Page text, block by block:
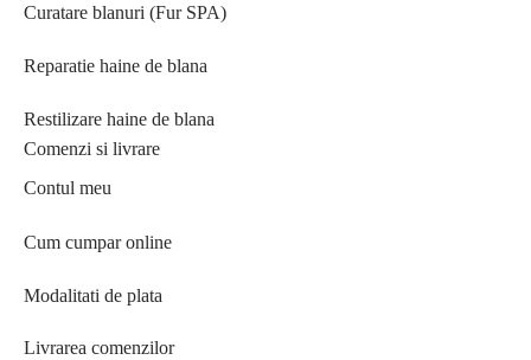
Curatare blanuri (Fur SPA)
Reparatie haine de blana
Restilizare haine de blana
Comenzi si livrare
Contul meu
Cum cumpar online
Modalitati de plata
Livrarea comenzilor